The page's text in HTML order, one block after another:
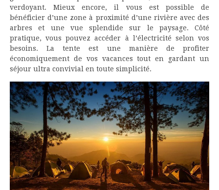
verdoyant. Mieux encore, il vous est possible de
bénéficier d’une zone à proximité d’une rivière avec des
arbres et une vue splendide sur le paysage. Côté
pratique, vous pouvez accéder à l’électricité selon vos
besoins. La tente est une manière de profiter
économiquement de vos vacances tout en gardant un
séjour ultra convivial en toute simplicité.